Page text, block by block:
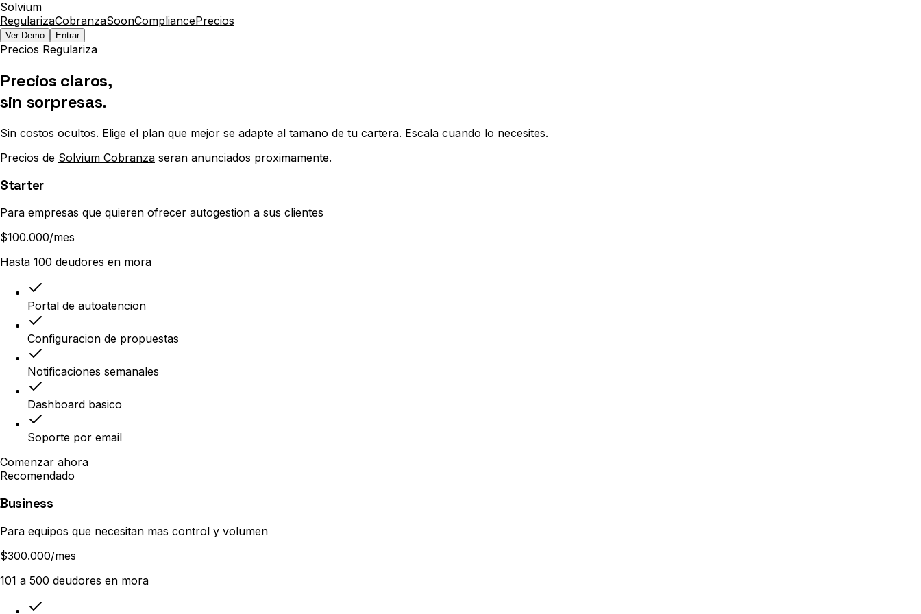
Solvium
RegularizaCobranzaSoonCompliancePrecios
Ver Demo Entrar
Precios Regulariza
Precios claros,
sin sorpresas.
Sin costos ocultos. Elige el plan que mejor se adapte al tamano de tu cartera. Escala cuando lo necesites.
Precios de Solvium Cobranza seran anunciados proximamente.
Starter
Para empresas que quieren ofrecer autogestion a sus clientes
$100.000/mes
Hasta 100 deudores en mora
Portal de autoatencion
Configuracion de propuestas
Notificaciones semanales
Dashboard basico
Soporte por email
Comenzar ahora
Recomendado
Business
Para equipos que necesitan mas control y volumen
$300.000/mes
101 a 500 deudores en mora